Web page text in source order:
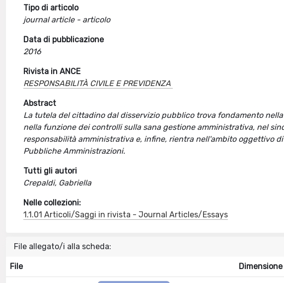
Tipo di articolo
journal article - articolo
Data di pubblicazione
2016
Rivista in ANCE
RESPONSABILITÀ CIVILE E PREVIDENZA
Abstract
La tutela del cittadino dal disservizio pubblico trova fondamento
nella funzione dei controlli sulla sana gestione amministrativa, nel
responsabilità amministrativa e, infine, rientra nell'ambito oggettivo
Pubbliche Amministrazioni.
Tutti gli autori
Crepaldi, Gabriella
Nelle collezioni:
1.1.01 Articoli/Saggi in rivista - Journal Articles/Essays
File allegato/i alla scheda:
File